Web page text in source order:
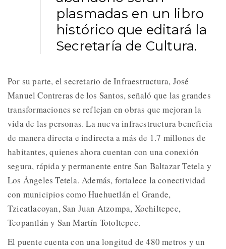
plasmadas en un libro
histórico que editará la
Secretaría de Cultura.
Por su parte, el secretario de Infraestructura, José
Manuel Contreras de los Santos, señaló que las grandes
transformaciones se reflejan en obras que mejoran la
vida de las personas. La nueva infraestructura beneficia
de manera directa e indirecta a más de 1.7 millones de
habitantes, quienes ahora cuentan con una conexión
segura, rápida y permanente entre San Baltazar Tetela y
Los Ángeles Tetela. Además, fortalece la conectividad
con municipios como Huehuetlán el Grande,
Tzicatlacoyan, San Juan Atzompa, Xochiltepec,
Teopantlán y San Martín Totoltepec.
El puente cuenta con una longitud de 480 metros y un